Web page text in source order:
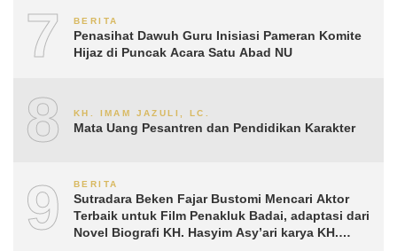
7 BERITA
Penasihat Dawuh Guru Inisiasi Pameran Komite
Hijaz di Puncak Acara Satu Abad NU
8 KH. IMAM JAZULI, LC.
Mata Uang Pesantren dan Pendidikan Karakter
9 BERITA
Sutradara Beken Fajar Bustomi Mencari Aktor
Terbaik untuk Film Penakluk Badai, adaptasi dari
Novel Biografi KH. Hasyim Asy’ari karya KH.